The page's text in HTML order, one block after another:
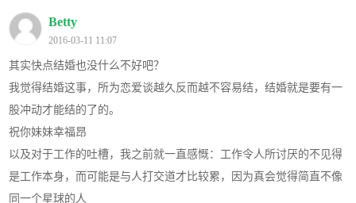
Betty
2016-03-11 11:07
其实快点结婚也没什么不好吧？
我觉得结婚这事，所为恋爱谈越久反而越不容易结，结婚就是要有一
股冲动才能结的了的。
祝你妹妹幸福昂
以及对于工作的吐槽，我之前就一直感慨：工作令人所讨厌的不见得
是工作本身，而可能是与人打交道才比较累，因为真会觉得简直不像
同一个星球的人